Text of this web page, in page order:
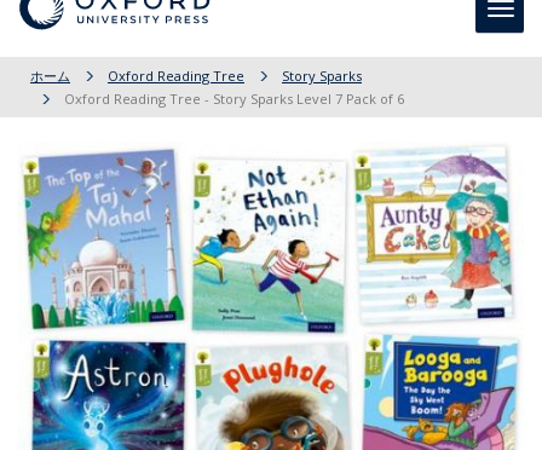
ホーム Oxford Reading Tree
Story Sparks
Oxford Reading Tree - Story Sparks Level 7 Pack of 6